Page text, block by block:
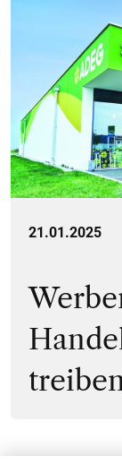
21.01.2025